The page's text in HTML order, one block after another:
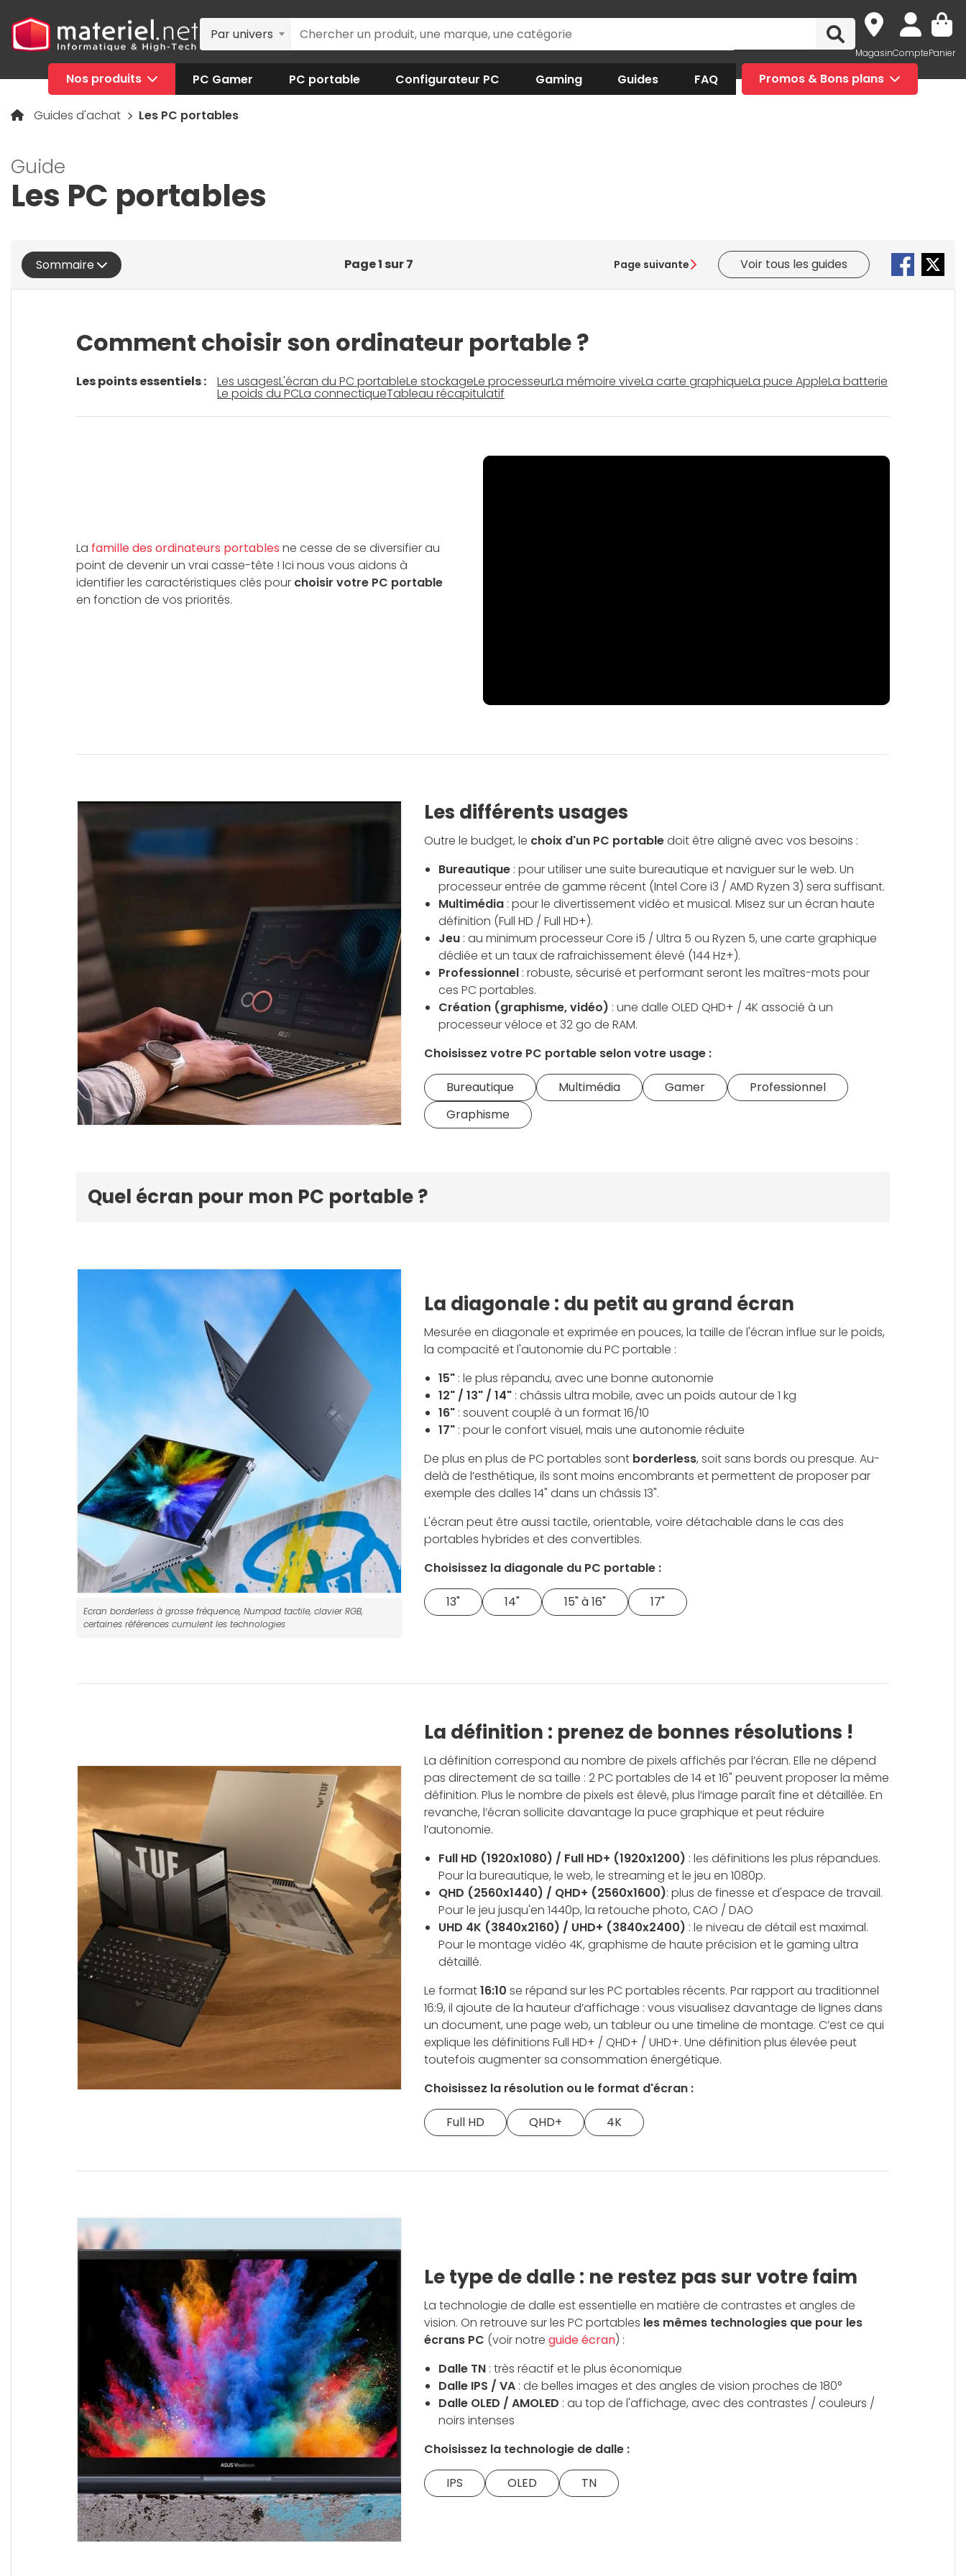
Par univers
MagasinComptePanier
Nos produits PC Gamer PC portable Configurateur PC Gaming Guides FAQ Promos & Bons plans
Guides d'achat Les PC portables
Guide
Les PC portables
Sommaire Page 1 sur 7 Page suivante Voir tous les guides
Comment choisir son ordinateur portable ?
Les points essentiels : Les usagesL'écran du PC portableLe stockageLe processeurLa mémoire viveLa carte graphiqueLa puce AppleLa batterie
Le poids du PCLa connectiqueTableau récapitulatif
La famille des ordinateurs portables ne cesse de se diversifier au
point de devenir un vrai casse-tête ! Ici nous vous aidons à
identifier les caractéristiques clés pour choisir votre PC portable
en fonction de vos priorités.
Les différents usages
Outre le budget, le choix d'un PC portabledoit être aligné avec vos besoins :
Bureautique : pour utiliser une suite bureautique et naviguer sur le web. Un
processeur entrée de gamme récent (Intel Core i3 / AMD Ryzen 3) sera suffisant.
Multimédia : pour le divertissement vidéo et musical. Misez sur un écran haute
définition (Full HD / Full HD+).
Jeu : au minimum processeur Core i5 / Ultra 5 ou Ryzen 5, une carte graphique
dédiée et un taux de rafraichissement élevé (144 Hz+).
Professionnel : robuste, sécurisé et performant seront les maîtres-mots pour
ces PC portables.
Création (graphisme, vidéo) : une dalle OLED QHD+ / 4K associé à un
processeur véloce et 32 go de RAM.
Choisissez votre PC portable selon votre usage :
Bureautique Multimédia Gamer
Professionnel
Graphisme
Quel écran pour mon PC portable ?
Ecran borderless à grosse fréquence, Numpad tactile, clavier RGB,
certaines références cumulent les technologies
La diagonale : du petit au grand écran
Mesurée en diagonale et exprimée en pouces, la taille de l'écran influe sur le poids,
la compacité et l'autonomie du PC portable :
15" : le plus répandu, avec une bonne autonomie
12" / 13" / 14" : châssis ultra mobile, avec un poids autour de 1 kg
16" : souvent couplé à un format 16/10
17" : pour le confort visuel, mais une autonomie réduite
De plus en plus de PC portables sont borderless, soit sans bords ou presque. Au-
delà de l’esthétique, ils sont moins encombrants et permettent de proposer par
exemple des dalles 14" dans un châssis 13".
L'écran peut être aussi tactile, orientable, voire détachable dans le cas des
portables hybrides et des convertibles.
Choisissez la diagonale du PC portable :
13" 14" 15" à 16" 17"
La définition : prenez de bonnes résolutions !
La définition correspond au nombre de pixels affichés par l’écran. Elle ne dépend
pas directement de sa taille : 2 PC portables de 14 et 16" peuvent proposer la même
définition. Plus le nombre de pixels est élevé, plus l’image paraît fine et détaillée. En
revanche, l’écran sollicite davantage la puce graphique et peut réduire
l’autonomie.
Full HD (1920x1080) / Full HD+ (1920x1200) : les définitions les plus répandues.
Pour la bureautique, le web, le streaming et le jeu en 1080p.
QHD (2560x1440) / QHD+ (2560x1600): plus de finesse et d'espace de travail.
Pour le jeu jusqu'en 1440p, la retouche photo, CAO / DAO
UHD 4K (3840x2160) / UHD+ (3840x2400) : le niveau de détail est maximal.
Pour le montage vidéo 4K, graphisme de haute précision et le gaming ultra
détaillé.
Le format16:10 se répand sur les PC portables récents. Par rapport au traditionnel
16:9, il ajoute de la hauteur d’affichage : vous visualisez davantage de lignes dans
un document, une page web, un tableur ou une timeline de montage. C’est ce qui
explique les définitions Full HD+ / QHD+ / UHD+. Une définition plus élevée peut
toutefois augmenter sa consommation énergétique.
Choisissez la résolution ou le format d'écran :
Full HD QHD+ 4K
Le type de dalle : ne restez pas sur votre faim
La technologie de dalle est essentielle en matière de contrastes et angles de
vision. On retrouve sur les PC portables les mêmes technologies que pour les
écrans PC (voir notreguide écran) :
Dalle TN : très réactif et le plus économique
Dalle IPS / VA : de belles images et des angles de vision proches de 180°
Dalle OLED / AMOLED : au top de l'affichage, avec des contrastes / couleurs /
noirs intenses
Choisissez la technologie de dalle :
IPS OLED TN